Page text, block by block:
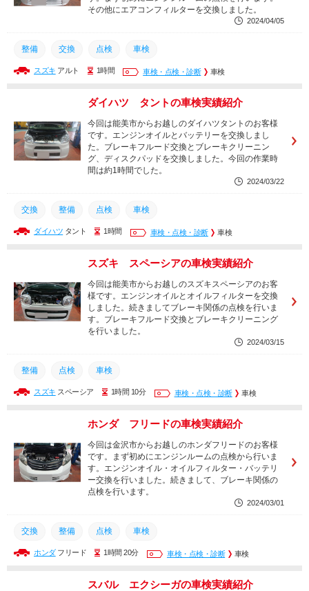
その他にエアコンフィルターを交換しました。
2024/04/05
整備 交換 点検 車検
スズキ アルト 1時間 車検・点検・診断 車検
ダイハツ タントの車検実績紹介
今回は能美市からお越しのダイハツタントのお客様
です。エンジンオイルとバッテリーを交換しまし
た。ブレーキフルード交換とブレーキクリーニン
グ、ディスクパッドを交換しました。今回の作業時
間は約1時間でした。
2024/03/22
交換 整備 点検 車検
ダイハツ タント 1時間 車検・点検・診断 車検
スズキ スペーシアの車検実績紹介
今回は能美市からお越しのスズキスペーシアのお客
様です。エンジンオイルとオイルフィルターを交換
しました。続きましてブレーキ関係の点検を行いま
す。ブレーキフルード交換とブレーキクリーニング
を行いました。
2024/03/15
整備 点検 車検
スズキ スペーシア 1時間 10分 車検・点検・診断 車検
ホンダ フリードの車検実績紹介
今回は金沢市からお越しのホンダフリードのお客様
です。まず初めにエンジンルームの点検から行いま
す。エンジンオイル・オイルフィルター・バッテリ
ー交換を行いました。続きまして、ブレーキ関係の
点検を行います。
2024/03/01
交換 整備 点検 車検
ホンダフリード 1時間 20分 車検・点検・診断 車検
スバル エクシーガの車検実績紹介